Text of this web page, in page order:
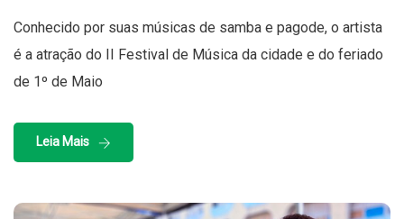
Conhecido por suas músicas de samba e pagode, o artista
é a atração do II Festival de Música da cidade e do feriado
de 1º de Maio
Leia Mais